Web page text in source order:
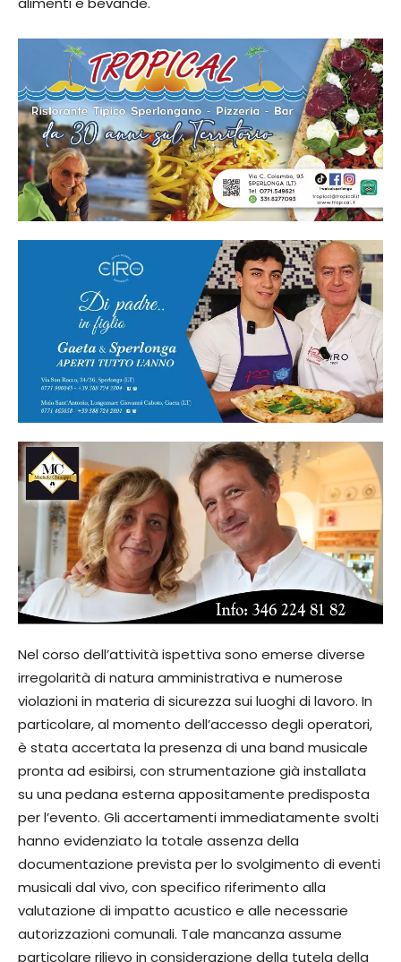
Nel corso dell’attività ispettiva sono emerse diverse
irregolarità di natura amministrativa e numerose
violazioni in materia di sicurezza sui luoghi di lavoro. In
particolare, al momento dell’accesso degli operatori,
è stata accertata la presenza di una band musicale
pronta ad esibirsi, con strumentazione già installata
su una pedana esterna appositamente predisposta
per l’evento. Gli accertamenti immediatamente svolti
hanno evidenziato la totale assenza della
documentazione prevista per lo svolgimento di eventi
musicali dal vivo, con specifico riferimento alla
valutazione di impatto acustico e alle necessarie
autorizzazioni comunali. Tale mancanza assume
particolare rilievo in considerazione della tutela della